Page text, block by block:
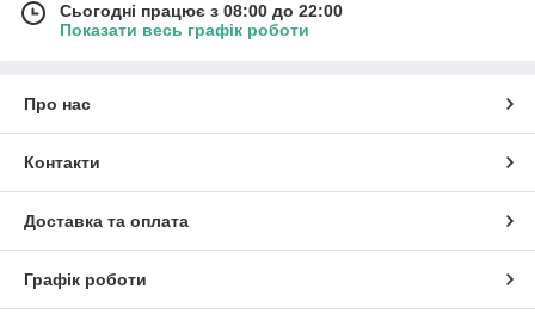
Сьогодні працює з 08:00 до 22:00
Показати весь графік роботи
Про нас
Контакти
Доставка та оплата
Графік роботи